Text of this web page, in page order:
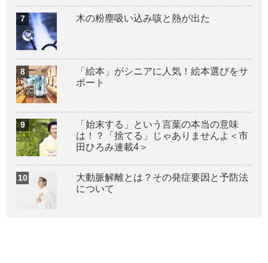
木の粉塵吸い込み咳と熱が出た
「絵本」がシニアに人気！絵本選びをサ
ポート
「始末する」という言葉の本当の意味
は！？「捨てる」じゃありませんよ＜市
田ひろみ連載4＞
大動脈解離とは？その発症要因と予防法
について